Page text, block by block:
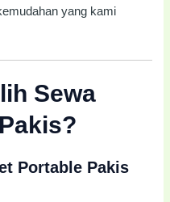
yang kami
Sewa
Portable Pakis